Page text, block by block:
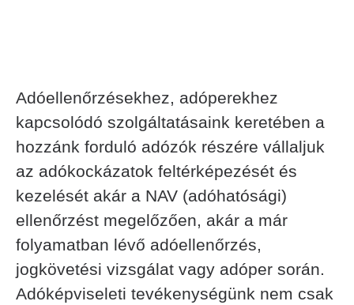
Adóellenőrzésekhez, adóperekhez
kapcsolódó szolgáltatásaink keretében a
hozzánk forduló adózók részére vállaljuk
az adókockázatok feltérképezését és
kezelését akár a NAV (adóhatósági)
ellenőrzést megelőzően, akár a már
folyamatban lévő adóellenőrzés,
jogkövetési vizsgálat vagy adóper során.
Adóképviseleti tevékenységünk nem csak